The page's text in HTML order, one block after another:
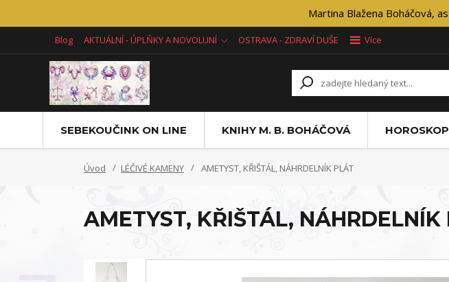
Martina Blažena Boháčová,
Blog AKTUÁLNÍ - ÚPLŇKY A NOVOLUNÍ OSTRAVA - ZDRAVÍ DUŠE Více
SEBEKOUČINK ON LINE KNIHY M. B. BOHÁČOVÁ
Úvod LÉČIVÉ KAMENY AMETYST, KŘIŠTÁL, NÁHRDELNÍK PLÁT
AMETYST, KŘIŠTÁL, NÁHRDELNÍK